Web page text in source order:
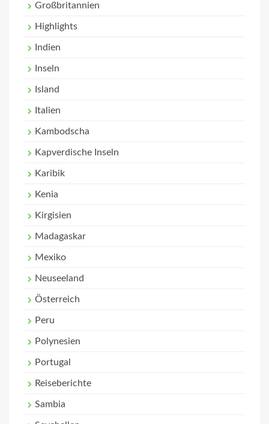
Großbritannien
Highlights
Indien
Inseln
Island
Italien
Kambodscha
Kapverdische Inseln
Karibik
Kenia
Kirgisien
Madagaskar
Mexiko
Neuseeland
Österreich
Peru
Polynesien
Portugal
Reiseberichte
Sambia